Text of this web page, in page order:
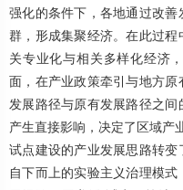
强化的条件下，各地通过改
群，形成集聚经济。在此过
关专业化与相关多样化经济
面，在产业政策牵引与地方
发展路径与原有发展路径之
产生直接影响，决定了区域产
试点建设的产业发展思路转
自下而上的实验主义治理模